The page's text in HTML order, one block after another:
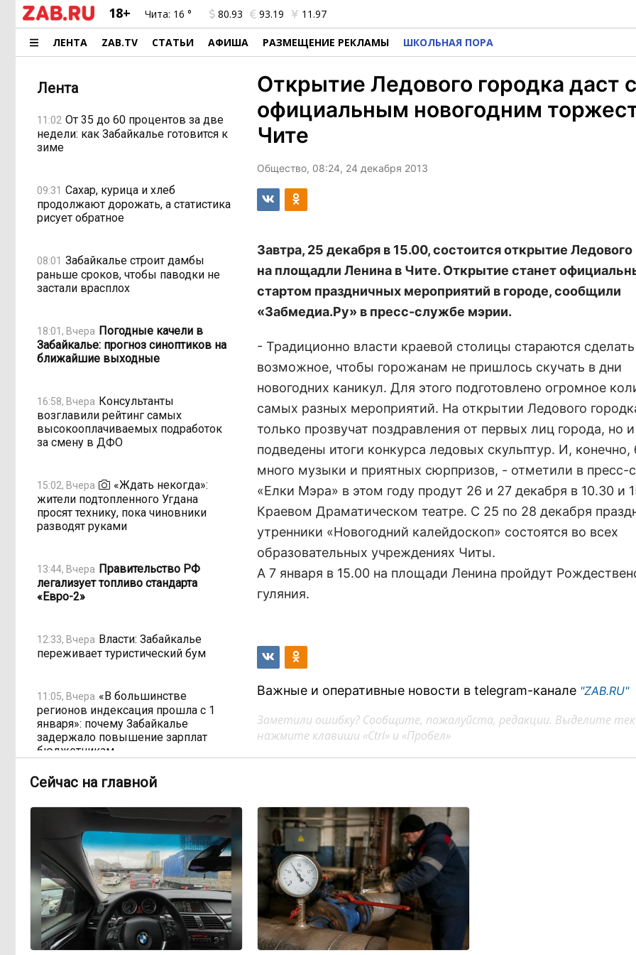
18+ Чита: 16 ° 80.93 93.19 11.97
ЛЕНТА ZAB.TV СТАТЬИ АФИША РАЗМЕЩЕНИЕ РЕКЛАМЫ ШКОЛЬНАЯ ПОРА
Лента
11:02 От 35 до 60 процентов за две
недели: как Забайкалье готовится к
зиме
09:31 Сахар, курица и хлеб
продолжают дорожать, а статистика
рисует обратное
08:01 Забайкалье строит дамбы
раньше сроков, чтобы паводки не
застали врасплох
18:01, Вчера Погодные качели в
Забайкалье: прогноз синоптиков на
ближайшие выходные
16:58, Вчера Консультанты
возглавили рейтинг самых
высокооплачиваемых подработок
за смену в ДФО
15:02, Вчера
«Ждать некогда»:
жители подтопленного Угдана
просят технику, пока чиновники
разводят руками
13:44, Вчера Правительство РФ
легализует топливо стандарта
«Евро-2»
12:33, Вчера Власти: Забайкалье
переживает туристический бум
11:05, Вчера «В большинстве
регионов индексация прошла с 1
января»: почему Забайкалье
задержало повышение зарплат
бюджетникам
подрядчик и чиновник попали под
уголовные дела
08:38, Вчера 598 миллионов улетели в
Омск: как Забайкалье провалило
«Чистый воздух»
08:15, Вчера
Депутат Госдумы
объяснил «неполноценность»
Открытие Ледового городка даст
официальным новогодним
Чите
Общество, 08:24, 24 декабря 2013
Завтра, 25 декабря в 15.00, состоится открытие Ледового
на площадли Ленина в Чите. Открытие станет
стартом праздничных мероприятий в городе, сообщили
«Забмедиа.Ру» в пресс-службе мэрии.
- Традиционно власти краевой столицы стараются
возможное, чтобы горожанам не пришлось скучать в дни
новогодних каникул. Для этого подготовлено огромное
самых разных мероприятий. На открытии Ледового
только прозвучат поздравления от первых лиц города, но
подведены итоги конкурса ледовых скульптур. И, конечно,
много музыки и приятных сюрпризов, - отметили в пресс-
«Елки Мэра» в этом году продут 26 и 27 декабря в 10.30 и
Краевом Драматическом театре. С 25 по 28 декабря
утренники «Новогодний калейдоскоп» состоятся во всех
образовательных учреждениях Читы.
А 7 января в 15.00 на площади Ленина пройдут
гуляния.
Важные и оперативные новости в telegram-канале "ZAB.RU"
Заметили ошибку? Сообщите, пожалуйста, редакции. Выделите
нажмите клавиши «Ctrl» и «Пробел»
Сейчас на главной